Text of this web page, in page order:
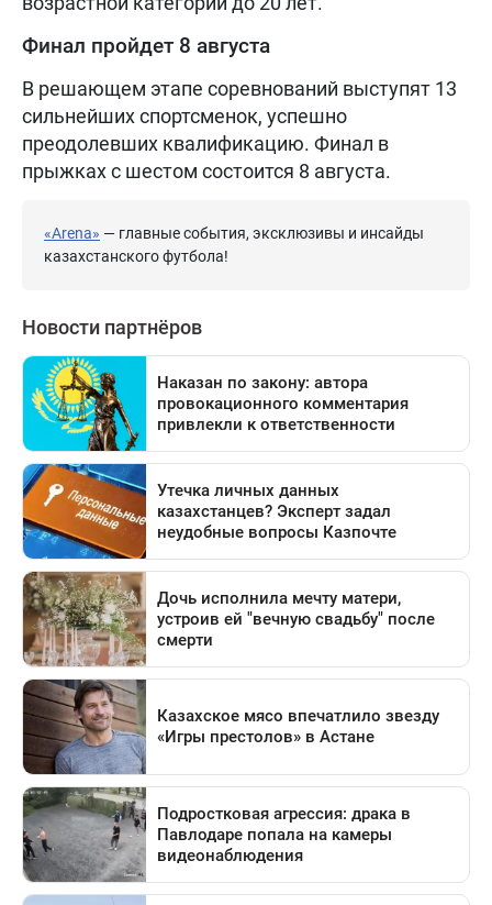
Финал пройдет 8 августа
В решающем этапе соревнований выступят 13
сильнейших спортсменок, успешно
преодолевших квалификацию. Финал в
прыжках с шестом состоится 8 августа.
«Arena» — главные события, эксклюзивы и инсайды
казахстанского футбола!